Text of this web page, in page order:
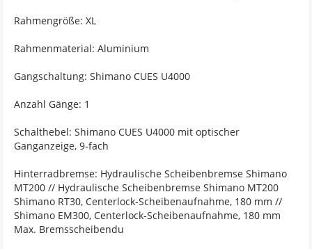
Rahmengröße: XL
Rahmenmaterial: Aluminium
Gangschaltung: Shimano CUES U4000
Anzahl Gänge: 1
Schalthebel: Shimano CUES U4000 mit optischer
Ganganzeige, 9-fach
Hinterradbremse: Hydraulische Scheibenbremse Shimano
MT200 // Hydraulische Scheibenbremse Shimano MT200
Shimano RT30, Centerlock-Scheibenaufnahme, 180 mm //
Shimano EM300, Centerlock-Scheibenaufnahme, 180 mm
Max. Bremsscheibendu